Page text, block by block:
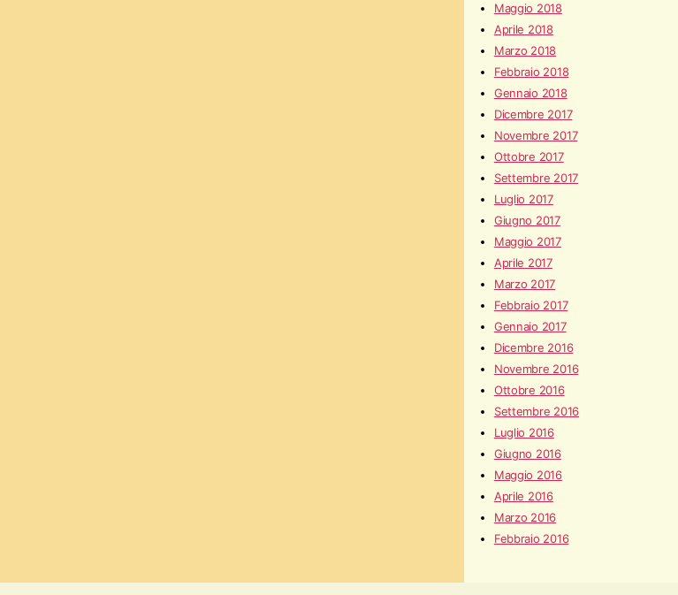
Maggio 2018
Aprile 2018
Marzo 2018
Febbraio 2018
Gennaio 2018
Dicembre 2017
Novembre 2017
Ottobre 2017
Settembre 2017
Luglio 2017
Giugno 2017
Maggio 2017
Aprile 2017
Marzo 2017
Febbraio 2017
Gennaio 2017
Dicembre 2016
Novembre 2016
Ottobre 2016
Settembre 2016
Luglio 2016
Giugno 2016
Maggio 2016
Aprile 2016
Marzo 2016
Febbraio 2016